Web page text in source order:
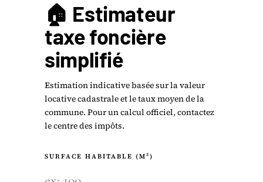
🏠 Estimateur
taxe foncière
simplifié
Estimation indicative basée sur la valeur
locative cadastrale et le taux moyen de la
commune. Pour un calcul officiel, contactez
le centre des impôts.
SURFACE HABITABLE (M²)